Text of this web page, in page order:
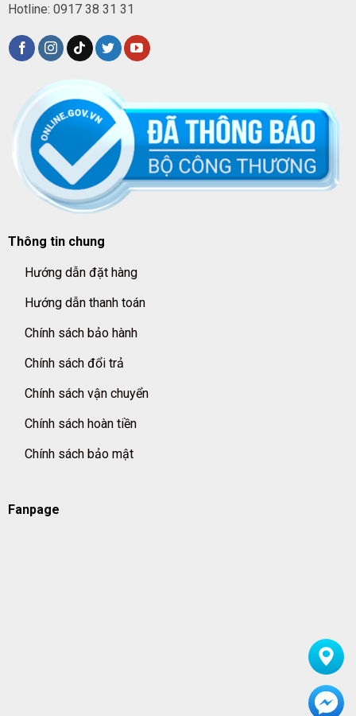
Hotline: 0917 38 31 31
Thông tin chung
Hướng dẫn đặt hàng
Hướng dẫn thanh toán
Chính sách bảo hành
Chính sách đổi trả
Chính sách vận chuyển
Chính sách hoàn tiền
Chính sách bảo mật
Fanpage